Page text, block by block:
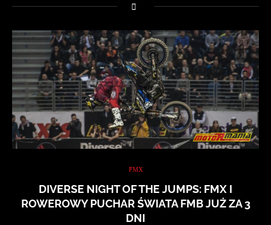
FMX
DIVERSE NIGHT OF THE JUMPS: FMX I
ROWEROWY PUCHAR ŚWIATA FMB JUŻ ZA 3
DNI